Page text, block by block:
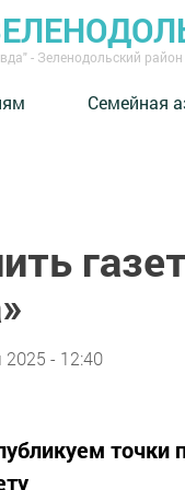
- Зеленодольский район
Семейная
2025 - 12:40
точки